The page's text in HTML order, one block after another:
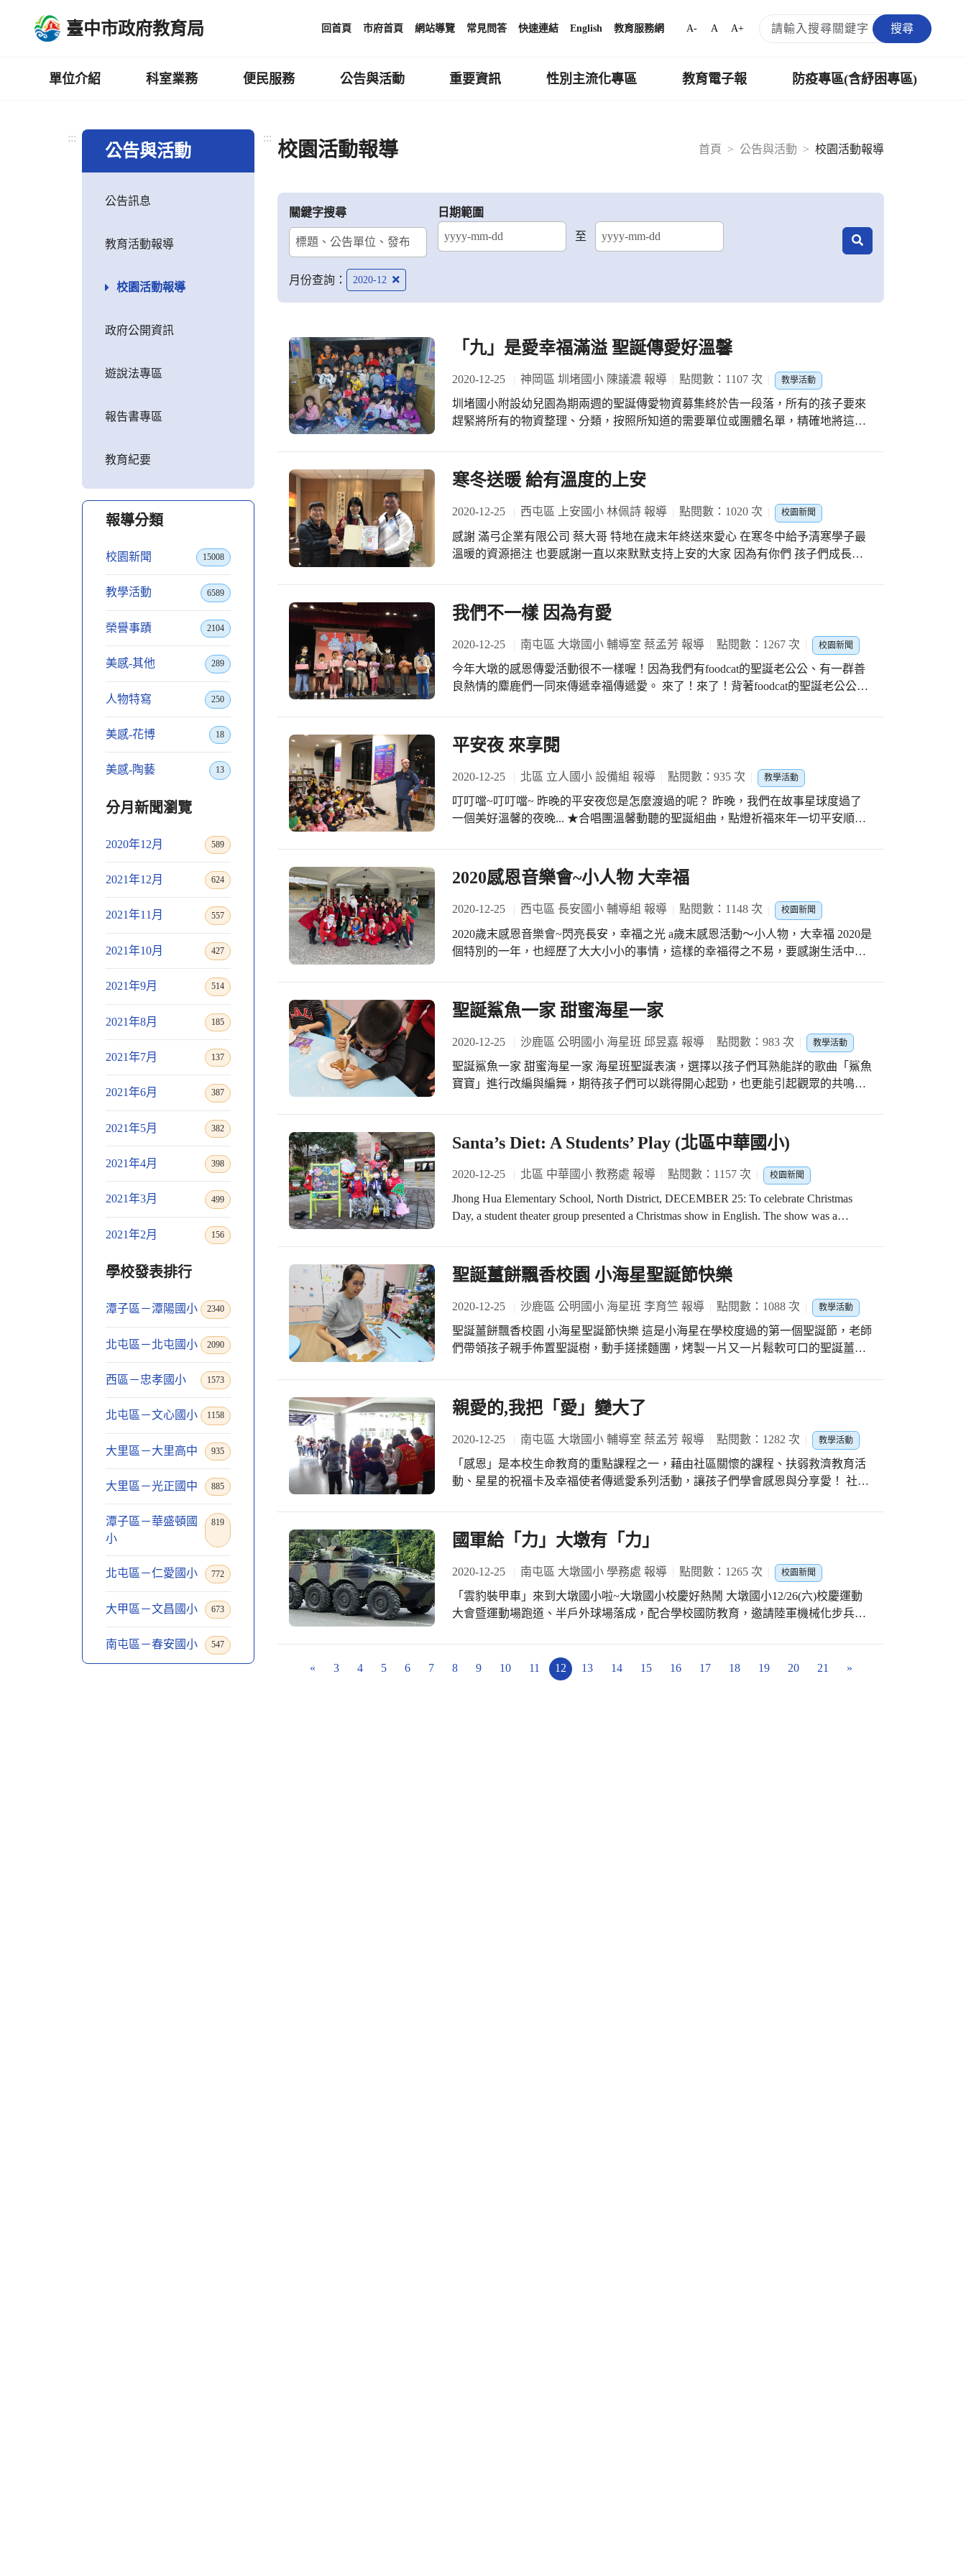
臺中市政府教育局 回首頁 市府首頁 網站導覽 常見問答 快速連結 English 教育服務網 A- A A+ 搜尋
單位介紹 科室業務 便民服務 公告與活動 重要資訊 性別主流化專區 教育電子報 防疫專區(含紓困專區)
:::
公告與活動
公告訊息
教育活動報導
校園活動報導
政府公開資訊
遊說法專區
報告書專區
教育紀要
報導分類
校園新聞 15008
教學活動 6589
榮譽事蹟 2104
美感-其他 289
人物特寫 250
美感-花博 18
美感-陶藝 13
分月新聞瀏覽
2020年12月 589
2021年12月 624
2021年11月 557
2021年10月 427
2021年9月 514
2021年8月 185
2021年7月 137
2021年6月 387
2021年5月 382
2021年4月 398
2021年3月 499
2021年2月 156
學校發表排行
潭子區－潭陽國小 2340
北屯區－北屯國小 2090
西區－忠孝國小 1573
北屯區－文心國小 1158
大里區－大里高中 935
大里區－光正國中 885
潭子區－華盛頓國
小
819
北屯區－仁愛國小 772
大甲區－文昌國小 673
南屯區－春安國小 547
:::
首頁
公告與活動 校園活動報導
校園活動報導
關鍵字搜尋
日期範圍
至
結束日期
月份查詢： 2020-12
「九」是愛幸福滿溢 聖誕傳愛好溫馨
2020-12-25 神岡區 圳堵國小 陳議濃 報導 點閱數：1107 次 教學活動
圳堵國小附設幼兒園為期兩週的聖誕傳愛物資募集終於告一段落，所有的孩子要來
趕緊將所有的物資整理、分類，按照所知道的需要單位或團體名單，精確地將這些
就花了一整個上午，並且整理出近二十箱。而今年為了讓物資可以更解當前之急，
特別廣向家長、社區與老師們的親朋好友募集，所以物資變得更為多樣與更能解決
生活困難與問題。加上老師與孩子們都有整理經驗與工作默契，所以很快地就將所
有物資進行分類，然後大家分組分工合作，一邊整理、挑選，一邊則是放置與打
包，大家開心歡笑得完全不像是在工作更像是在做一件非常開心的活動。經過孩子
們認真努力，大家終於把所有的物資給分類整理好，每個箱子貼上受捐弱勢單位或
任物資運送的愛心重任，讓看似不可能的任務，透過大人與孩子們愛的合作而順利
能夠幫得上需要的人們，成為關懷又溫暖的聖誕禮物。 小芯說：「我幫忙幫衣服放
入箱子，而且我也認真檢查衣服。」小硯說：「好多人捐東西給我們，他們都好有
愛心，我長大後也要一樣。」林姿宇老師說：「孩子們整理物資的過程雖然辛苦且
第九年，而且來自社區、畢業家長或是透過網路訊息瞭解後響應的人們越來越多，
無限，而且可以激出更多的善心善行。」 （活動日期：12月18日）
寒冬送暖 給有溫度的上安
2020-12-25 西屯區 上安國小 林佩詩 報導 點閱數：1020 次 校園新聞
感謝 滿弓企業有限公司 蔡大哥 特地在歲末年終送來愛心 在寒冬中給予清寒學子最
溫暖的資源挹注 也要感謝一直以來默默支持上安的大家 因為有你們 孩子們成長的
有溫度的上安校園
我們不一樣 因為有愛
2020-12-25 南屯區 大墩國小 輔導室 蔡孟芳 報導 點閱數：1267 次 校園新聞
今年大墩的感恩傳愛活動很不一樣喔！因為我們有foodcat的聖誕老公公、有一群善
良熱情的麋鹿們一同來傳遞幸福傳遞愛。 來了！來了！背著foodcat的聖誕老公公，
很大聲的向老公公們問候並且期待能刮出大獎來。瞧！孩子們拿到刮刮卡時，那份
臉上的喜悅真是幸福！ 歲末感恩傳愛慶祝活動，由六年級學生用直笛吹奏出序幕，
大夥隨著告白氣球的曲調，心中暖暖的愛上升了。接著由街舞社在舞台上舞出
「CHRISTMAS DANCE」，雪白的舞衣跳躍著，像極了一位位小天使。 二年級小
朋友的大合唱聖誕鈴聲讓人置身聖誕節氛圍中。 台中衛道堂的志工帶來生命教育音
樂劇—極地穿越，孩子專注欣賞這一齣高潮迭起的劇情，故事內容是：「強調每個
勢。 歲末感恩傳愛活動，我們不一樣，因為有愛，愛讓生命更美好。
平安夜 來享閱
2020-12-25 北區 立人國小 設備組 報導 點閱數：935 次 教學活動
叮叮噹~叮叮噹~ 昨晚的平安夜您是怎麼渡過的呢？ 昨晚，我們在故事星球度過了
一個美好溫馨的夜晚... ★合唱團溫馨動聽的聖誕組曲，點燈祈福來年一切平安順利
2020感恩音樂會~小人物 大幸福
2020-12-25 西屯區 長安國小 輔導組 報導 點閱數：1148 次 校園新聞
2020歲末感恩音樂會~閃亮長安，幸福之光 a歲末感恩活動～小人物，大幸福 2020是
個特別的一年，也經歷了大大小小的事情，這樣的幸福得之不易，要感謝生活中每
是螺絲釘，也能創造大幸福喔! b感恩音樂會~溫馨療癒的美好 在長安國小英語歌謠
團隊揭開的音樂會序幕下，在時而柔和時而激昂的音樂會中，不論是五年級歌唱表
演，或是烏克麗麗及口琴社團的演出，都帶給觀眾滿滿的溫馨及幸福感。 c生命教
育多元藝術~TOTO魔術秀 魔術師~小丑TOTO，帶來的精彩魔術表演，也搭配生命
教育的主題，比如:生命中的友誼如果遇到裂痕，如同將繩子剪斷再接回後，難免會
有繩結(象徵心結)，需要使用愛的魔法，彼此包容，勇敢說「對不起，我愛你。」
年也逗趣的化身為小人物~小丑，在台上與魔術師一搭一唱，將生命教育的理念及歡
聖誕鯊魚一家 甜蜜海星一家
2020-12-25 沙鹿區 公明國小 海星班 邱昱嘉 報導 點閱數：983 次 教學活動
聖誕鯊魚一家 甜蜜海星一家 海星班聖誕表演，選擇以孩子們耳熟能詳的歌曲「鯊魚
寶寶」進行改編與編舞，期待孩子們可以跳得開心起勁，也更能引起觀眾的共鳴與
目，緩緩升起的布幕，小海星的第一場表演正式展開。原本有點緊張的小海星看到
台下滿滿的觀眾和如雷的掌聲，孩子們露出了喜悅甜蜜笑容，跟著老師的帶領一個
動作一個動作的擺動。其中最獨特的是，小海星中有兩位需要輪椅輔助的孩子，為
了使孩子們都可以展現各有的特色，特別幫孩子在輪子輪廓上貼上螢光閃燈，搭配
電音音樂來回奔馳在舞台上。 每個海星的孩子都是最獨特閃亮的星星，小海星好努
力的完成了第一場獨特的表演，老師想真心的對你們說：「你們真的好棒，老師愛
Santa’s Diet: A Students’ Play (北區中華國小)
2020-12-25 北區 中華國小 教務處 報導 點閱數：1157 次 校園新聞
Jhong Hua Elementary School, North District, DECEMBER 25: To celebrate Christmas
Day, a student theater group presented a Christmas show in English. The show was a
Following the play, the whole school got into the spirit of the festival by performing a
Christmas carol dance routine. In all, the audience gained clear ideas about healthy eating
and self-care, as well as the value of giving rather than receiving. The students were trained
by the school’s foreign English teacher, Peter Dunstan, and a team of local teachers. How
did your school celebrate Christmas this year? Jhong Hua Elementary School wishes
everyone a Merry Christmas and a Happy New Year!
聖誕薑餅飄香校園 小海星聖誕節快樂
2020-12-25 沙鹿區 公明國小 海星班 李育竺 報導 點閱數：1088 次 教學活動
聖誕薑餅飄香校園 小海星聖誕節快樂 這是小海星在學校度過的第一個聖誕節，老師
們帶領孩子親手佈置聖誕樹，動手搓揉麵團，烤製一片又一片鬆軟可口的聖誕薑
能錯過在聖誕系列活動中，將這道十分應景的甜點製作出來的親身體驗。於是由老
師帶領孩子們捲起袖子，搓揉麵團並運用不同形狀的模型壓製餅乾，現場烘烤，暖
心出爐。充滿薑餅香的教室，老師與孩子們共同用嗅覺感受濃濃的聖誕氛圍，幸福
形巧克力，不僅薑餅變得七彩美麗，也象徵這個聖誕節繽紛精彩！
親愛的,我把「愛」變大了
2020-12-25 南屯區 大墩國小 輔導室 蔡孟芳 報導 點閱數：1282 次 教學活動
「感恩」是本校生命教育的重點課程之一，藉由社區關懷的課程、扶弱救濟教育活
動、星星的祝福卡及幸福使者傳遞愛系列活動，讓孩子們學會感恩與分享愛！ 社區
泡澡，讓植物人可以將身體洗得乾乾淨淨的」。閔心則是前往老人機構「耆老
林」，他說：「班上小朋友帶來了熱情的歌舞，表演給爺爺奶奶欣賞，還陪伴爺爺
奶奶讀繪本給他們聽。我希望我老了家人要陪伴在我身旁喔！」 接續社區參訪社福
機構後，希望孩子懂得「人飢己飢人溺己溺」，於是進行扶弱救濟活動。輔導室舉
辦了愛的傳遞--捐發票及植物人扶助捐款活動。一年級的筠恩說：「我和媽媽將家
裡未兌獎的發票拿出來捐，希望能幫助別人。」五年級的倢妤則參加捐款活動，他
金會，希望這些小小的舉動能幫助需要幫助的人。 星星的祝福卡掛在聖誕樹上、掛
國軍給「力」大墩有「力」
2020-12-25 南屯區 大墩國小 學務處 報導 點閱數：1265 次 校園新聞
「雲豹裝甲車」來到大墩國小啦~大墩國小校慶好熱鬧 大墩國小12/26(六)校慶運動
大會暨運動場跑道、半戶外球場落成，配合學校國防教育，邀請陸軍機械化步兵第
少。
« 3 4 5 6 7 8 9 10 11 12 13 14 15 16 17 18 19 20 21 »